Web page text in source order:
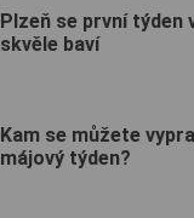
Plzeň se první týden
skvěle baví
Kam se můžete
májový týden?